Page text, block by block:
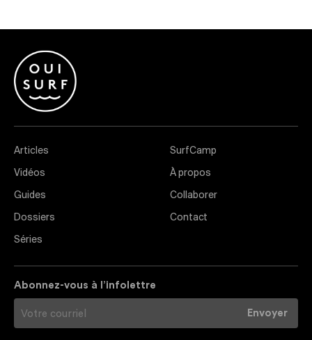
Articles
Vidéos
Guides
Dossiers
Séries
SurfCamp
À propos
Collaborer
Contact
Abonnez-vous à l’infolettre